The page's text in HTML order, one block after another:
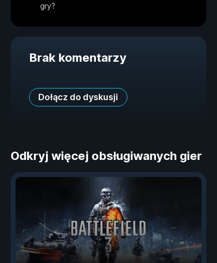
gry?
Brak komentarzy
Dołącz do dyskusji
Odkryj więcej obsługiwanych gier